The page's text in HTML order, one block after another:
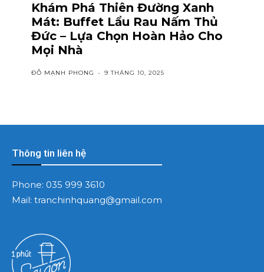
Khám Phá Thiên Đường Xanh
Mát: Buffet Lẩu Rau Nấm Thủ
Đức – Lựa Chọn Hoàn Hảo Cho
Mọi Nhà
ĐỖ MẠNH PHONG - 9 THÁNG 10, 2025
Thông tin liên hệ
Phone: 035 999 3610
Mail: tranchinhquang@gmail.com